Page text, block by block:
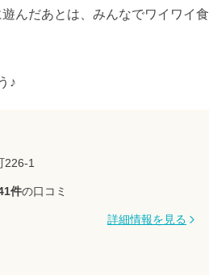
んだあとは、みんなでワイワイ食
♪
226-1
件の口コミ
詳細情報を見る